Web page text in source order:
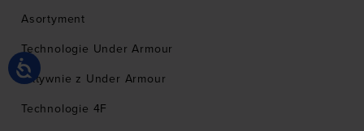
Asortyment
Technologie Under Armour
Aktywnie z Under Armour
Technologie 4F